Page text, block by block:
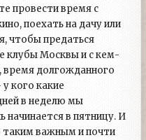
провести время с
поехать на дачу или
чтобы предаться
клубы Москвы и с кем-
долгожданного
кого какие
в неделю мы
начинается в пятницу. И
таким важным и почти